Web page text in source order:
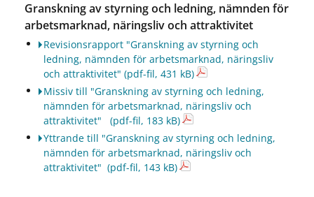
Granskning av styrning och ledning, nämnden för
arbetsmarknad, näringsliv och attraktivitet
Revisionsrapport "Granskning av styrning och
ledning, nämnden för arbetsmarknad, näringsliv
och attraktivitet" (pdf-fil, 431 kB)
Missiv till "Granskning av styrning och ledning,
nämnden för arbetsmarknad, näringsliv och
attraktivitet"
(pdf-fil, 183 kB)
Yttrande till "Granskning av styrning och ledning,
nämnden för arbetsmarknad, näringsliv och
attraktivitet" (pdf-fil, 143 kB)